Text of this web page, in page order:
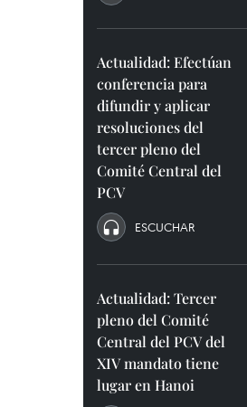
Actualidad: Efectúan
conferencia para
difundir y aplicar
resoluciones del
tercer pleno del
Comité Central del
PCV
ESCUCHAR
Actualidad: Tercer
pleno del Comité
Central del PCV del
XIV mandato tiene
lugar en Hanoi